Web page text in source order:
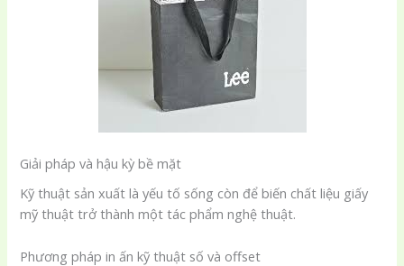
Giải pháp và hậu kỳ bề mặt
Kỹ thuật sản xuất là yếu tố sống còn để biến chất liệu giấy
mỹ thuật trở thành một tác phẩm nghệ thuật.
Phương pháp in ấn kỹ thuật số và offset